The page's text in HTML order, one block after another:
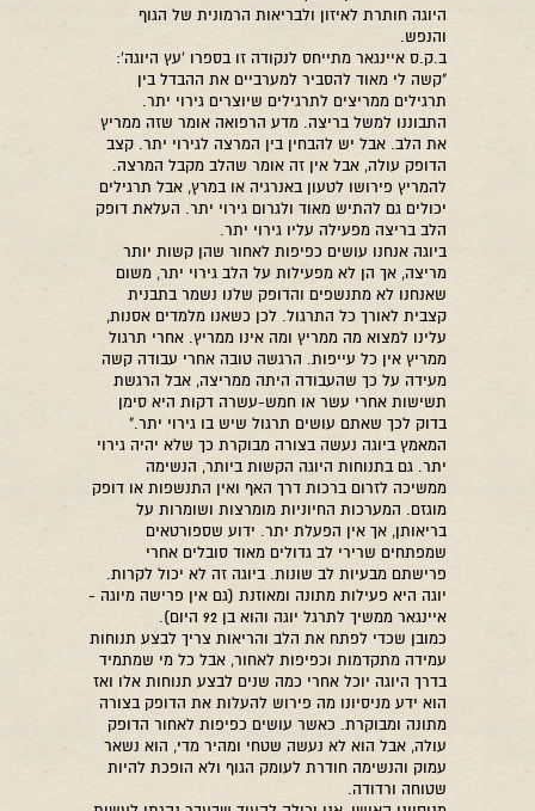
היוגה חותרת לאיזון ולבריאות הרמונית של הגוף
והנפש.
ב.ק.ס איינגאר מתייחס לנקודה זו בספרו 'עץ היוגה':
"קשה לי מאוד להסביר למערביים את ההבדל בין
תרגילים ממריצים לתרגילים שיוצרים גירוי יתר.
התבוננו למשל בריצה. מדע הרפואה אומר שזה ממריץ
את הלב. אבל יש להבחין בין המרצה לגירוי יתר. קצב
הדופק עולה, אבל אין זה אומר שהלב מקבל המרצה.
להמריץ פירושו לטעון באנרגיה או במרץ, אבל תרגילים
יכולים גם להתיש מאוד ולגרום גירוי יתר. העלאת דופק
הלב בריצה מפעילה עליו גירוי יתר.
ביוגה אנחנו עושים כפיפות לאחור שהן קשות יותר
מריצה, אך הן לא מפעילות על הלב גירוי יתר, משום
שאנחנו לא מתנשפים והדופק שלנו נשמר בתבנית
קצבית לאורך כל התרגול. לכן כשאנו מלמדים אסנות,
עלינו למצוא מה ממריץ ומה אינו ממריץ. אחרי תרגול
ממריץ אין כל עייפות. הרגשה טובה אחרי עבודה קשה
מעידה על כך שהעבודה היתה ממריצה, אבל הרגשת
תשישות אחרי עשר או חמש-עשרה דקות היא סימן
בדוק לכך שאתם עושים תרגול שיש בו גירוי יתר."
המאמץ ביוגה נעשה בצורה מבוקרת כך שלא יהיה גירוי
יתר. גם בתנוחות היוגה הקשות ביותר, הנשימה
ממשיכה לזרום ברכות דרך האף ואין התנשפות או דופק
מוגזם. המערכות החיוניות מומרצות ושומרות על
בריאותן, אך אין הפעלת יתר. ידוע שספורטאים
שמפתחים שרירי לב גדולים מאוד סובלים אחרי
פרישתם מבעיות לב שונות. ביוגה זה לא יכול לקרות.
יוגה היא פעילות מתונה ומאוזנת (גם אין פרישה מיוגה -
איינגאר ממשיך לתרגל יוגה והוא בן 92 היום).
כמובן שכדי לפתח את הלב והריאות צריך לבצע תנוחות
עמידה מתקדמות וכפיפות לאחור, אבל כל מי שמתמיד
בדרך היוגה יוכל אחרי כמה שנים לבצע תנוחות אלו ואז
הוא ידע מניסיונו מה פירוש להעלות את הדופק בצורה
מתונה ומבוקרת. כאשר עושים כפיפות לאחור הדופק
עולה, אבל הוא לא נעשה שטחי ומהיר מדי, הוא נשאר
עמוק והנשימה חודרת לעומק הגוף ולא הופכת להיות
שטוחה ורדודה.